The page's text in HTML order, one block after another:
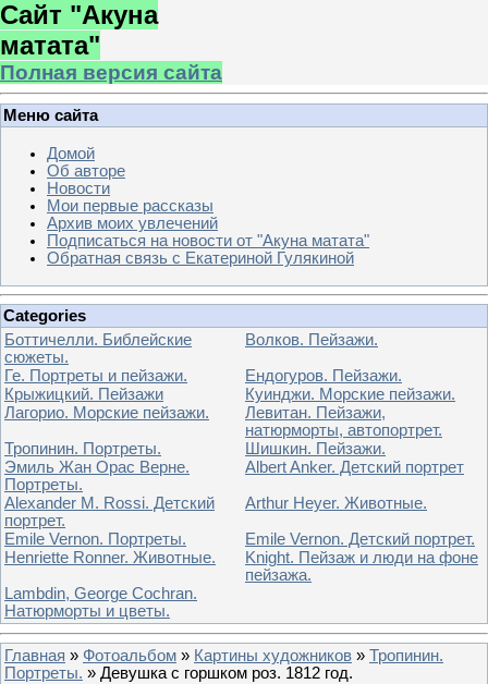
Сайт "Акуна
матата"
Полная версия сайта
Меню сайта
Домой
Об авторе
Новости
Мои первые рассказы
Архив моих увлечений
Подписаться на новости от "Акуна матата"
Обратная связь с Екатериной Гулякиной
Categories
Боттичелли. Библейские
сюжеты.
Волков. Пейзажи.
Ге. Портреты и пейзажи.
Ендогуров. Пейзажи.
Крыжицкий. Пейзажи
Куинджи. Морские пейзажи.
Лагорио. Морские пейзажи.
Левитан. Пейзажи,
натюрморты, автопортрет.
Тропинин. Портреты.
Шишкин. Пейзажи.
Эмиль Жан Орас Верне.
Портреты.
Albert Anker. Детский портрет
Alexander M. Rossi. Детский
портрет.
Arthur Heyer. Животные.
Emile Vernon. Портреты.
Emile Vernon. Детский портрет.
Henriette Ronner. Животные.
Knight. Пейзаж и люди на фоне
пейзажа.
Lambdin, George Cochran.
Натюрморты и цветы.
Главная » Фотоальбом » Картины художников » Тропинин.
Портреты. » Девушка с горшком роз. 1812 год.